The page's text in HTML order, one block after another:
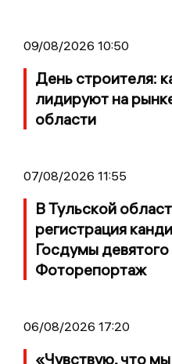
09/08/2026 10:50
День строителя:
лидируют на
области
07/08/2026 11:55
В Тульской
регистрация
Госдумы
Фоторепортаж
06/08/2026 17:20
«Чувствую, что